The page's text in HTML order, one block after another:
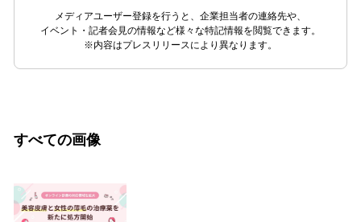
メディアユーザー登録を行うと、企業担当者の連絡先や、
イベント・記者会見の情報など様々な特記情報を閲覧できます。
※内容はプレスリリースにより異なります。
すべての画像